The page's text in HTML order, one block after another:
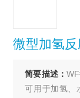
微型加氢
简要描述：
可用于加氢、